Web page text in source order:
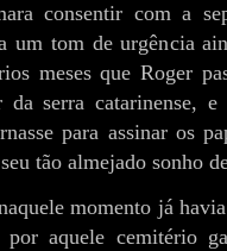
consentir com a
um tom de urgência
meses que Roger
da serra catarinense,
para assinar os
tão almejado sonho
momento já
por aquele cemitério